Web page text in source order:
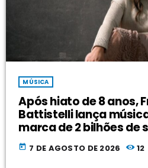
MÚSICA
Após hiato de 8 anos,
Battistelli lança
marca de 2 bilhões de
today 7 DE AGOSTO DE 2026 12